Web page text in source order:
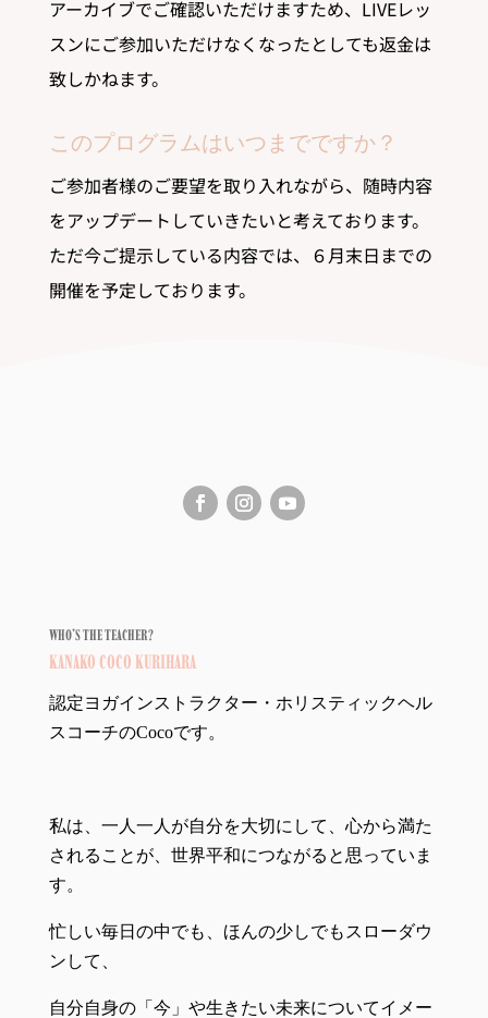
アーカイブでご確認いただけますため、LIVEレッ
スンにご参加いただけなくなったとしても返金は
致しかねます。
このプログラムはいつまでですか？
ご参加者様のご要望を取り入れながら、随時内容
をアップデートしていきたいと考えております。
ただ今ご提示している内容では、６月末日までの
開催を予定しております。
WHO’S THE TEACHER?
KANAKO COCO KURIHARA
認定ヨガインストラクター・ホリスティックヘル
スコーチのCocoです。
私は、一人一人が自分を大切にして、心から満た
されることが、世界平和につながると思っていま
す。
忙しい毎日の中でも、ほんの少しでもスローダウ
ンして、
自分自身の「今」や生きたい未来についてイメー